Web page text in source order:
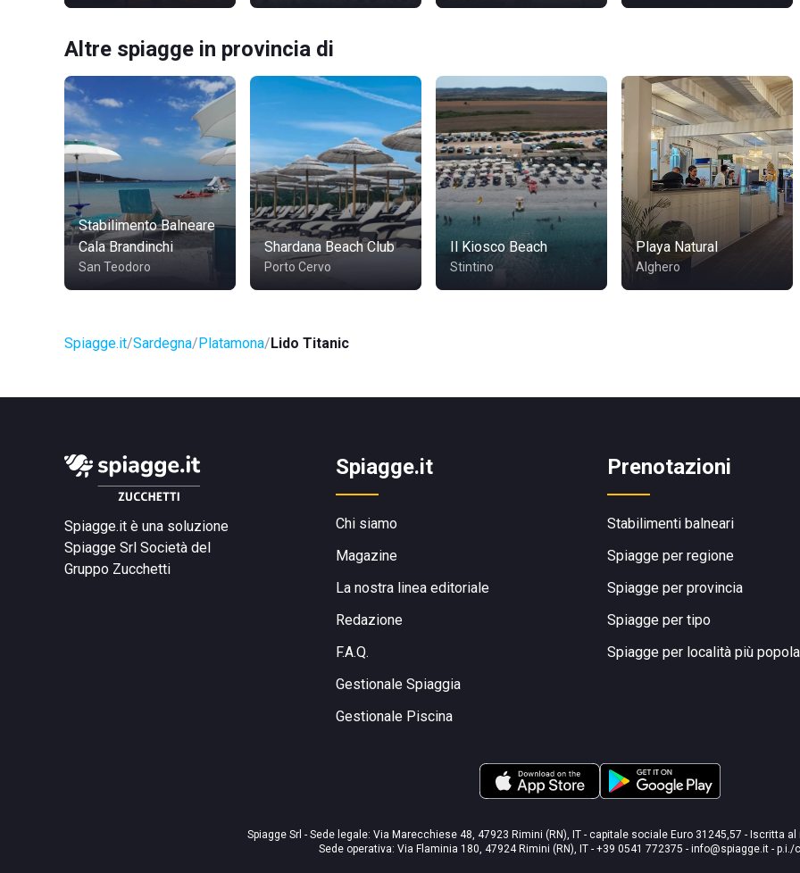
Altre spiagge in provincia di
Stabilimento Balneare
Cala Brandinchi
San Teodoro
Shardana Beach Club
Porto Cervo
Il Kiosco Beach
Stintino
Playa Natural
Alghero
Spiagge.it Sardegna Platamona Lido Titanic
Spiagge.it è una soluzione
Spiagge Srl Società del
Gruppo Zucchetti
Spiagge.it
Chi siamo
Magazine
La nostra linea editoriale
Redazione
F.A.Q.
Gestionale Spiaggia
Gestionale Piscina
Prenotazioni
Stabilimenti balneari
Spiagge per regione
Spiagge per provincia
Spiagge per tipo
Spiagge per località più
Spiagge Srl - Sede legale: Via Marecchiese 48, 47923 Rimini (RN), IT - capitale sociale Euro 31245,57 - Iscritta
Sede operativa: Via Flaminia 180, 47924 Rimini (RN), IT - +39 0541 772375 - info@spiagge.it - p.i./